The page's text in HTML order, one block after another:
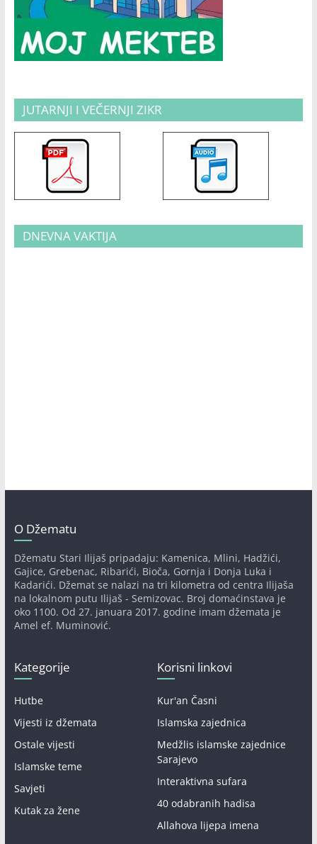
JUTARNJI I VEČERNJI ZIKR
DNEVNA VAKTIJA
O Džematu
Džematu Stari Ilijaš pripadaju: Kamenica, Mlini, Hadžići,
Gajice, Grebenac, Ribarići, Bioča, Gornja i Donja Luka i
Kadarići. Džemat se nalazi na tri kilometra od centra Ilijaša
na lokalnom putu Ilijaš - Semizovac. Broj domaćinstava je
oko 1100. Od 27. januara 2017. godine imam džemata je
Amel ef. Muminović.
Kategorije
Hutbe
Vijesti iz džemata
Ostale vijesti
Islamske teme
Savjeti
Kutak za žene
Korisni linkovi
Kur'an Časni
Islamska zajednica
Medžlis islamske zajednice
Sarajevo
Interaktivna sufara
40 odabranih hadisa
Allahova lijepa imena